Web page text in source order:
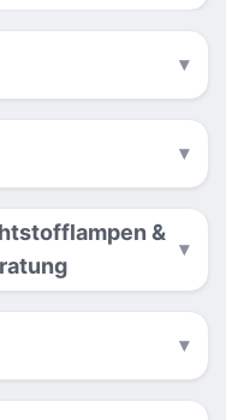
&